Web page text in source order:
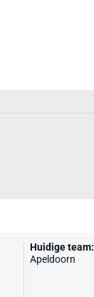
Huidige team:
Apeldoorn